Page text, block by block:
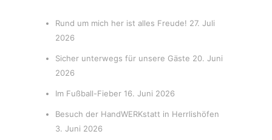
Rund um mich her ist alles Freude! 27. Juli
2026
Sicher unterwegs für unsere Gäste 20. Juni
2026
Im Fußball-Fieber 16. Juni 2026
Besuch der HandWERKstatt in Herrlishöfen
3. Juni 2026